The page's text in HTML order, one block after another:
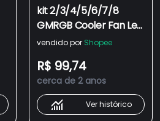
kit 2/3/4/5/6/7/8
GMRGB Cooler Fan Led
RGB 120mm 12cm
Ventoinha
vendido por Shopee
R$ 99,74
cerca de 2 anos
Ver histórico